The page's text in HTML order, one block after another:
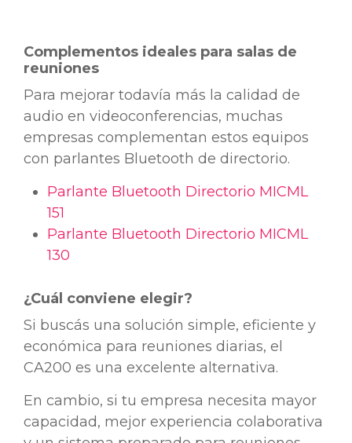
Complementos ideales para salas de
reuniones
Para mejorar todavía más la calidad de
audio en videoconferencias, muchas
empresas complementan estos equipos
con parlantes Bluetooth de directorio.
Parlante Bluetooth Directorio MICML
151
Parlante Bluetooth Directorio MICML
130
¿Cuál conviene elegir?
Si buscás una solución simple, eficiente y
económica para reuniones diarias, el
CA200 es una excelente alternativa.
En cambio, si tu empresa necesita mayor
capacidad, mejor experiencia colaborativa